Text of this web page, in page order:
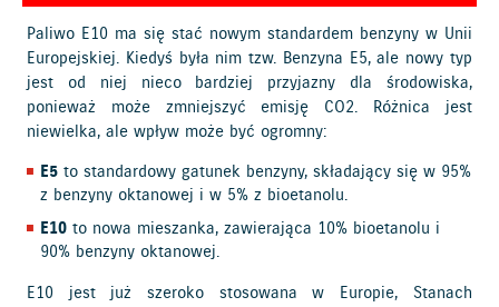
Paliwo E10 ma się stać nowym standardem benzyny w Unii
Europejskiej. Kiedyś była nim tzw. Benzyna E5, ale nowy typ
jest od niej nieco bardziej przyjazny dla środowiska,
ponieważ może zmniejszyć emisję CO2. Różnica jest
niewielka, ale wpływ może być ogromny:
E5 to standardowy gatunek benzyny, składający się w 95%
z benzyny oktanowej i w 5% z bioetanolu.
E10 to nowa mieszanka, zawierająca 10% bioetanolu i
90% benzyny oktanowej.
E10 jest już szeroko stosowana w Europie, Stanach